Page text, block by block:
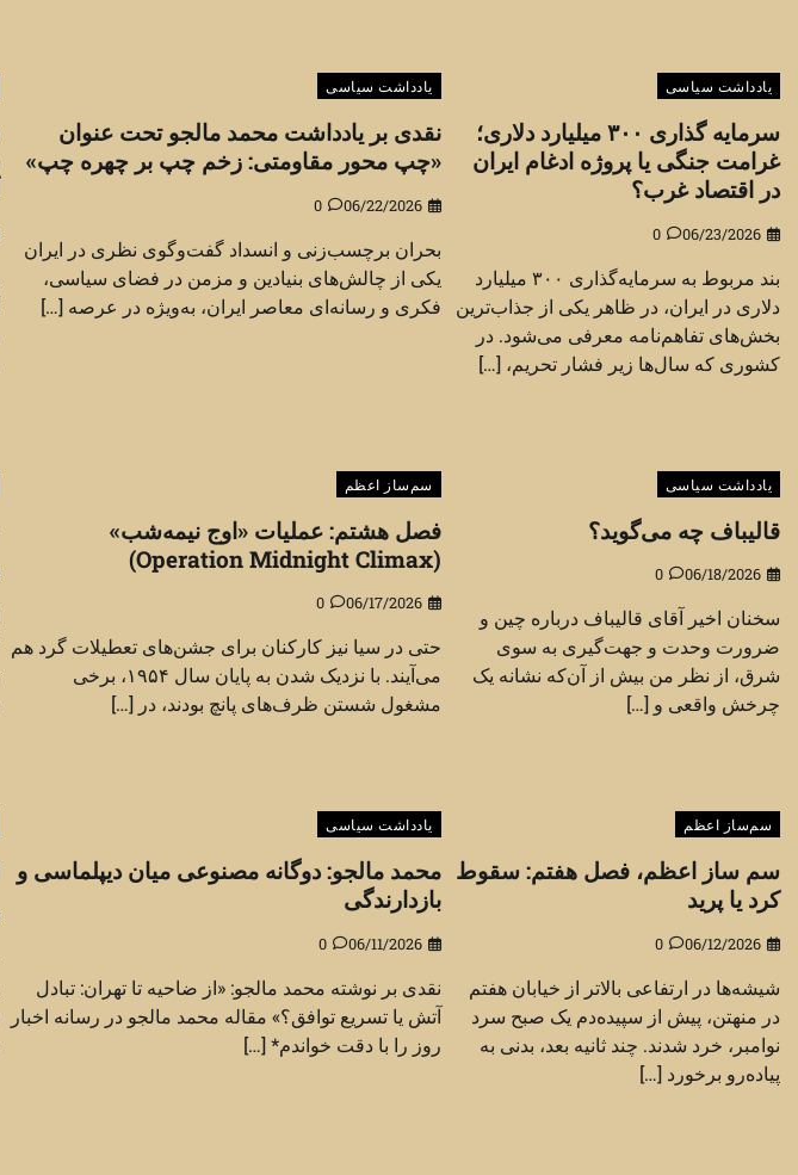
یادداشت سیاسی
سرمایه گذاری ۳۰۰ میلیارد دلاری؛
غرامت جنگی یا پروژه ادغام ایران
در اقتصاد غرب؟
06/23/2026
0
بند مربوط به سرمایه‌گذاری ۳۰۰ میلیارد
دلاری در ایران، در ظاهر یکی از جذاب‌ترین
بخش‌های تفاهم‌نامه معرفی می‌شود. در
کشوری که سال‌ها زیر فشار تحریم، […]
یادداشت سیاسی
نقدی بر یادداشت محمد مالجو تحت عنوان
«چپ محور مقاومتی: زخم چپ بر چهره چپ»
06/22/2026
0
بحران برچسب‌زنی و انسداد گفت‌وگوی نظری در ایران
یکی از چالش‌های بنیادین و مزمن در فضای سیاسی،
فکری و رسانه‌ای معاصر ایران، به‌ویژه در عرصه […]
یادداشت سیاسی
قالیباف چه می‌گوید؟
06/18/2026
0
سخنان اخیر آقای قالیباف درباره چین و
ضرورت وحدت و جهت‌گیری به سوی
شرق، از نظر من بیش از آن‌که نشانه یک
چرخش واقعی و […]
سم‌ساز اعظم
فصل هشتم: عملیات «اوج نیمه‌شب»
(Operation Midnight Climax)
06/17/2026
0
حتی در سیا نیز کارکنان برای جشن‌های تعطیلات گرد هم
می‌آیند. با نزدیک شدن به پایان سال ۱۹۵۴، برخی
مشغول شستن ظرف‌های پانچ بودند، در […]
سم‌ساز اعظم
سم ساز اعظم، فصل هفتم: سقوط
کرد یا پرید
06/12/2026
0
شیشه‌ها در ارتفاعی بالاتر از خیابان هفتم
در منهتن، پیش از سپیده‌دم یک صبح سرد
نوامبر، خرد شدند. چند ثانیه بعد، بدنی به
پیاده‌رو برخورد […]
یادداشت سیاسی
محمد مالجو: دوگانه مصنوعی میان دیپلماسی و
بازدارندگی
06/11/2026
0
نقدی بر نوشته محمد مالجو: «از ضاحیه تا تهران: تبادل
آتش یا تسریع توافق؟» مقاله محمد مالجو در رسانه اخبار
روز را با دقت خواندم* […]